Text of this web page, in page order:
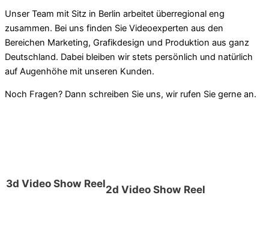
Unser Team mit Sitz in Berlin arbeitet überregional eng
zusammen. Bei uns finden Sie Videoexperten aus den
Bereichen Marketing, Grafikdesign und Produktion aus ganz
Deutschland. Dabei bleiben wir stets persönlich und natürlich
auf Augenhöhe mit unseren Kunden.
Noch Fragen? Dann schreiben Sie uns, wir rufen Sie gerne an.
3d Video Show Reel2d Video Show Reel